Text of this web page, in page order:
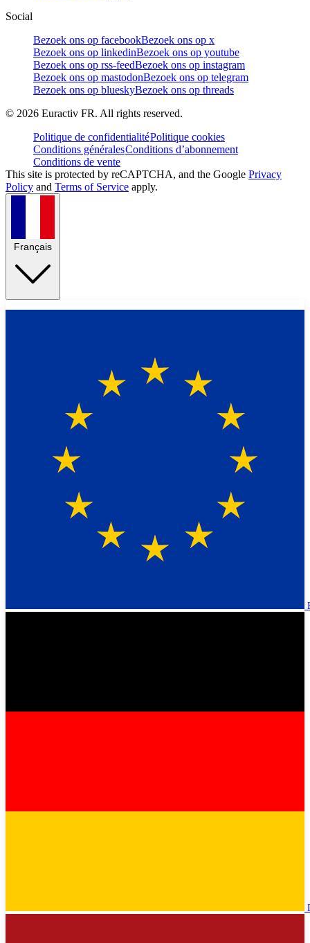
Social
Bezoek ons op facebookBezoek ons op x
Bezoek ons op linkedinBezoek ons op youtube
Bezoek ons op rss-feedBezoek ons op instagram
Bezoek ons op mastodonBezoek ons op telegram
Bezoek ons op blueskyBezoek ons op threads
© 2026 Euractiv FR. All rights reserved.
Politique de confidentialitéPolitique cookies
Conditions généralesConditions d’abonnement
Conditions de vente
This site is protected by reCAPTCHA, and the Google Privacy
Policy and Terms of Service apply.
Français